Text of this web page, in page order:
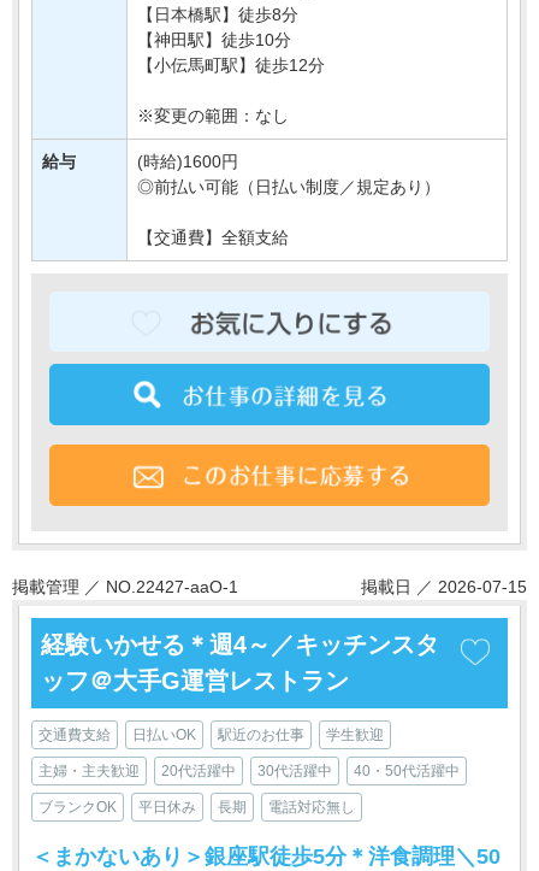
【日本橋駅】徒歩8分
【神田駅】徒歩10分
【小伝馬町駅】徒歩12分
※変更の範囲：なし
給与
(時給)1600円
◎前払い可能（日払い制度／規定あり）
【交通費】全額支給
掲載管理 ／ NO.22427-aaO-1 掲載日 ／ 2026-07-15
経験いかせる＊週4～／キッチンスタ
ッフ＠大手G運営レストラン
交通費支給 日払いOK 駅近のお仕事 学生歓迎
主婦・主夫歓迎 20代活躍中 30代活躍中 40・50代活躍中
ブランクOK 平日休み 長期 電話対応無し
＜まかないあり＞銀座駅徒歩5分＊洋食調理＼50